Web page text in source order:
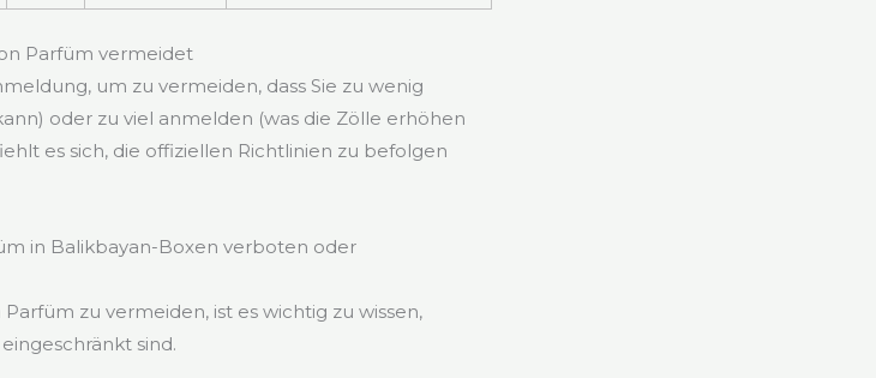
Parfüm vermeidet
um zu vermeiden, dass Sie zu wenig
oder zu viel anmelden (was die Zölle erhöhen
es sich, die offiziellen Richtlinien zu befolgen
in Balikbayan-Boxen verboten oder
zu vermeiden, ist es wichtig zu wissen,
sind.